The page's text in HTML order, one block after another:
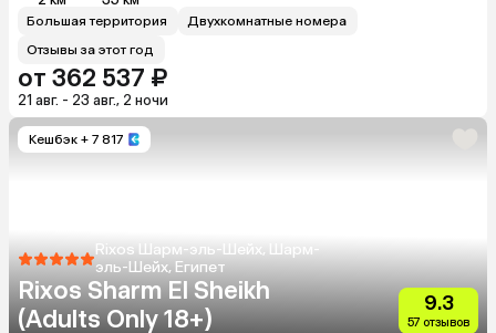
Большая территория
Двухкомнатные номера
Отзывы за этот год
от 362 537 ₽
21 авг. - 23 авг., 2 ночи
Кешбэк + 7 817
Rixos Шарм-эль-Шейх, Шарм-
эль-Шейх, Египет
Rixos Sharm El Sheikh
(Adults Only 18+)
9.3
57 отзывов